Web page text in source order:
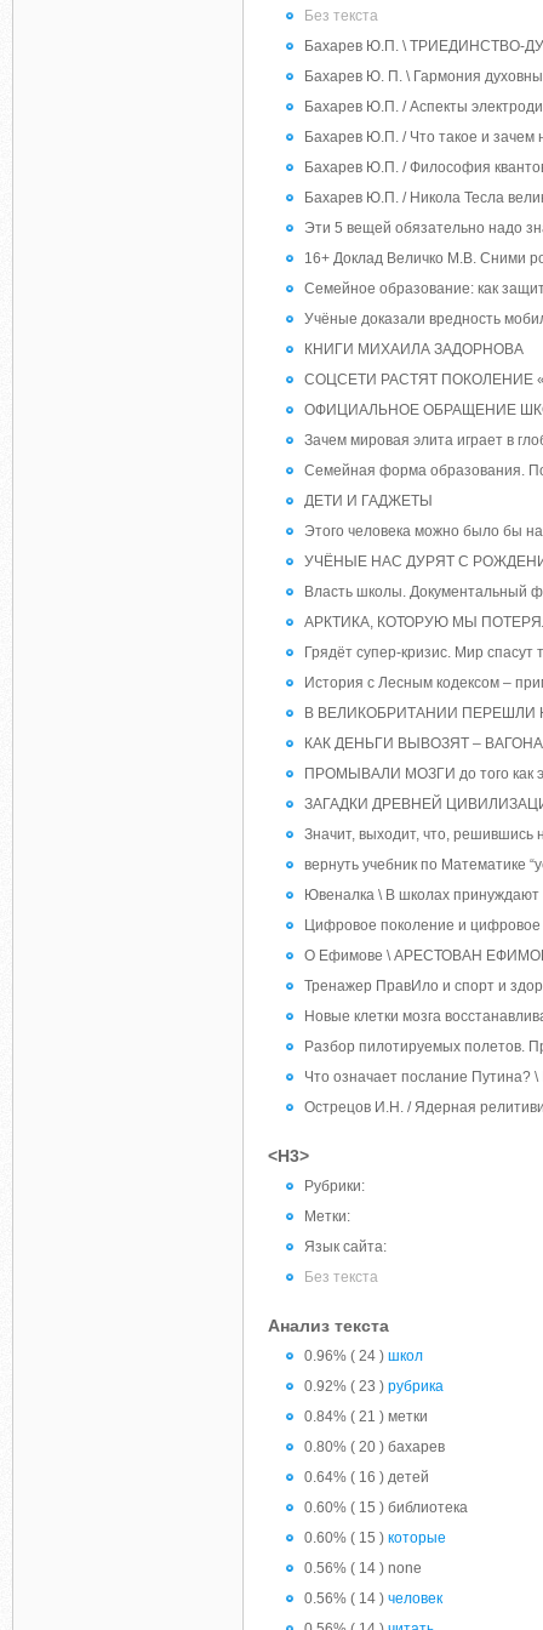
Без текста
Бахарев Ю.П. \
Бахарев Ю. П. \ Гармония
Бахарев Ю.П. / Аспекты
Бахарев Ю.П. / Что такое и зачем
Бахарев Ю.П. / Философия
Бахарев Ю.П. / Никола Тесла
Эти 5 вещей обязательно надо
16+ Доклад Величко М.В. Сними
Семейное образование: как
Учёные доказали вредность
КНИГИ МИХАИЛА ЗАДОРНОВА
СОЦСЕТИ РАСТЯТ ПОКОЛЕНИЕ
ОФИЦИАЛЬНОЕ ОБРАЩЕНИЕ
Зачем мировая элита играет в
Семейная форма образования.
ДЕТИ И ГАДЖЕТЫ
Этого человека можно было бы
УЧЁНЫЕ НАС ДУРЯТ С
Власть школы. Документальный
АРКТИКА, КОТОРУЮ МЫ
Грядёт супер-кризис. Мир спасут
История с Лесным кодексом –
В ВЕЛИКОБРИТАНИИ ПЕРЕШЛИ
КАК ДЕНЬГИ ВЫВОЗЯТ –
ПРОМЫВАЛИ МОЗГИ до того как
ЗАГАДКИ ДРЕВНЕЙ
Значит, выходит, что, решившись
вернуть учебник по Математике
Ювеналка \ В школах принуждают
Цифровое поколение и цифровое
О Ефимове \ АРЕСТОВАН
Тренажер ПравИло и спорт и
Новые клетки мозга
Разбор пилотируемых полетов.
Что означает послание Путина?
Острецов И.Н. / Ядерная
<H3>
Рубрики:
Метки:
Язык сайта:
Без текста
Анализ текста
0.96% ( 24 ) школ
0.92% ( 23 ) рубрика
0.84% ( 21 ) метки
0.80% ( 20 ) бахарев
0.64% ( 16 ) детей
0.60% ( 15 ) библиотека
0.60% ( 15 ) которые
0.56% ( 14 ) none
0.56% ( 14 ) человек